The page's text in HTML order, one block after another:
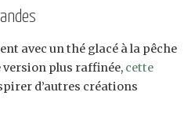
avec un thé glacé à la pêche
version plus raffinée, cette
d’autres créations